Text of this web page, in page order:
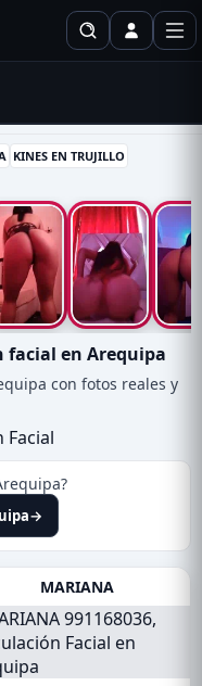
KINES EN TRUJILLO
facial en Arequipa
con fotos reales y
Facial
→
MARIANA